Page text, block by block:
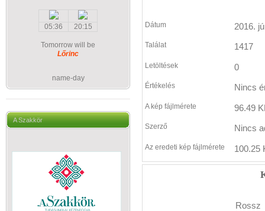
05:36 20:15
Tomorrow will be
Lőrinc
name-day
A Szakkör
Dátum 2016.
Találat 1417
Letöltések 0
Értékelés Nincs
A kép fájlmérete 96.49
Szerző Nincs
Az eredeti kép fájlmérete 100.25
Rossz